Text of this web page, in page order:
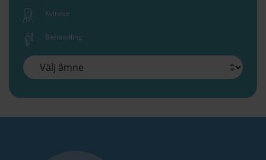
Kvinnor
Behandling